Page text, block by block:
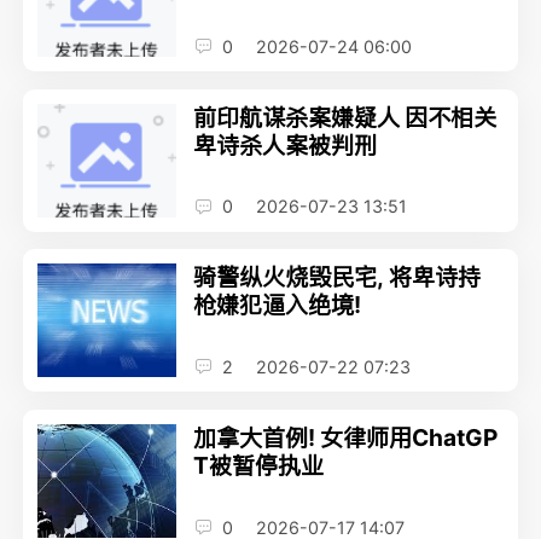
0 2026-07-24 06:00
前印航谋杀案嫌疑人 因不相关
卑诗杀人案被判刑
0 2026-07-23 13:51
骑警纵火烧毁民宅, 将卑诗持
枪嫌犯逼入绝境!
2 2026-07-22 07:23
加拿大首例! 女律师用ChatGP
T被暂停执业
0 2026-07-17 14:07